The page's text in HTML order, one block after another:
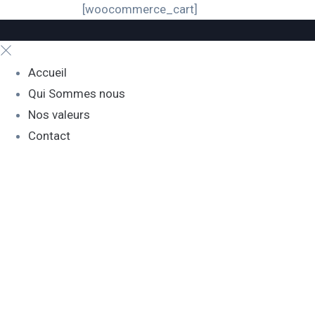
[woocommerce_cart]
Accueil
Qui Sommes nous
Nos valeurs
Contact